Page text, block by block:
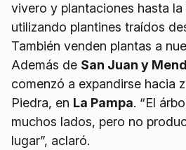
vivero y plantaciones hasta
utilizando plantines traídos
También venden plantas a
Además de San Juan y
comenzó a expandirse hacia
Piedra, en La Pampa. “El
muchos lados, pero no
lugar”, aclaró.